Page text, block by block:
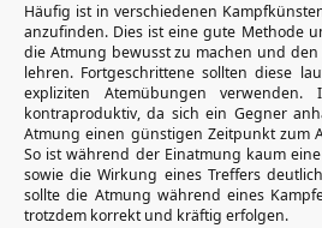
Häufig ist in verschiedenen
anzufinden. Dies ist eine gute Methode
die Atmung bewusst zu machen und
lehren. Fortgeschrittene sollten diese
expliziten Atemübungen
kontraproduktiv, da sich ein Gegner
Atmung einen günstigen Zeitpunkt zum
So ist während der Einatmung kaum
sowie die Wirkung eines Treffers
sollte die Atmung während eines
trotzdem korrekt und kräftig erfolgen.